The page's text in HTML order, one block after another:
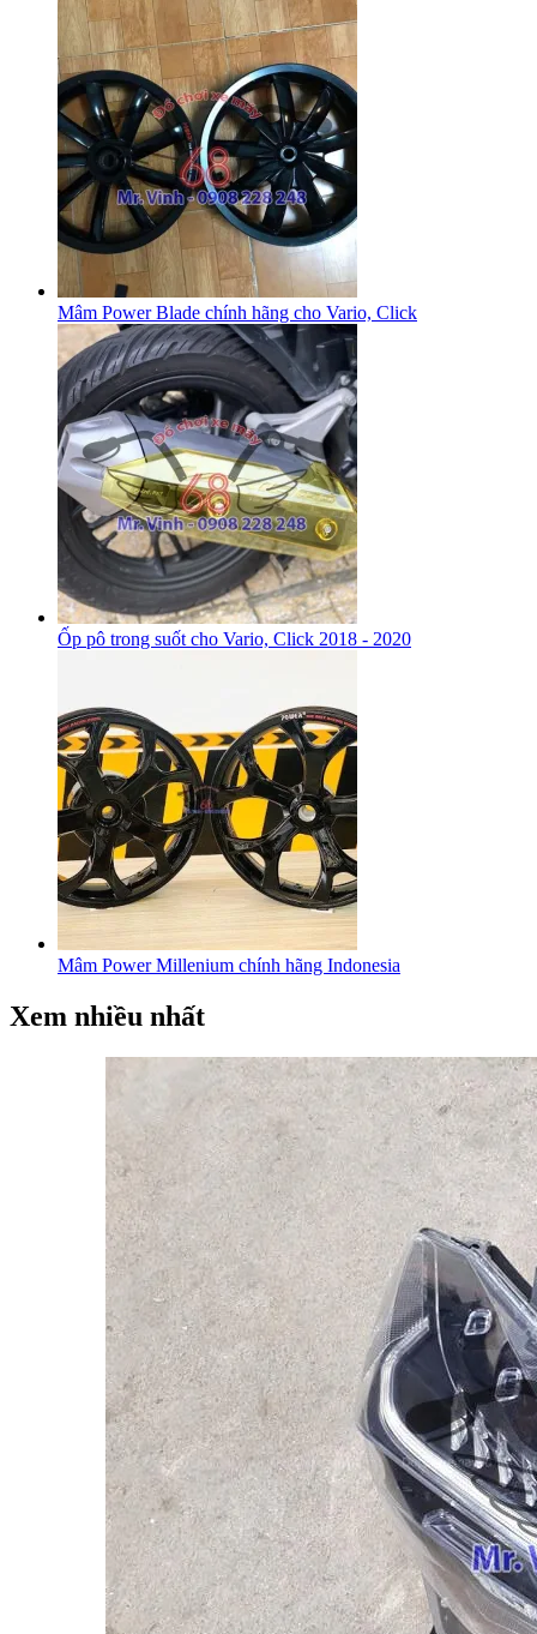
Mâm Power Blade chính hãng cho Vario, Click
Ốp pô trong suốt cho Vario, Click 2018 - 2020
Mâm Power Millenium chính hãng Indonesia
Xem nhiều nhất